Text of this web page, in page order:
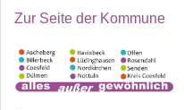
Zur Seite der Kommune